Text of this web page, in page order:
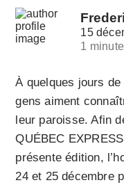
15
1
À quelques jours
gens aiment
leur paroisse. Afin
QUÉBEC
présente édition,
24 et 25 décembre